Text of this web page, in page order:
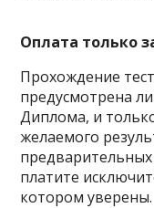
Оплата только
Прохождение
предусмотрена
Диплома, и
желаемого
платите
котором уверены.